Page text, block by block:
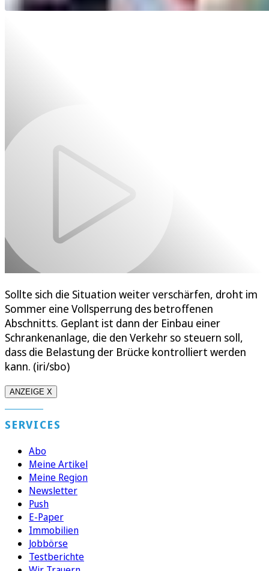
Sollte sich die Situation weiter verschärfen, droht im
Sommer eine Vollsperrung des betroffenen
Abschnitts. Geplant ist dann der Einbau einer
Schrankenanlage, die den Verkehr so steuern soll,
dass die Belastung der Brücke kontrolliert werden
kann. (iri/sbo)
ANZEIGE X
SERVICES
Abo
Meine Artikel
Meine Region
Newsletter
Push
E-Paper
Immobilien
Jobbörse
Testberichte